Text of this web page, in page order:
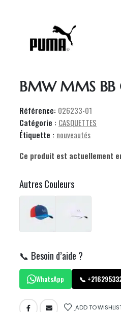
BMW MMS BB
Référence: 026233-01
Catégorie : CASQUETTES
Étiquette : nouveautés
Ce produit est actuellement
Autres Couleurs
📞 Besoin d’aide ?
WhatsApp 📞
ADD TO